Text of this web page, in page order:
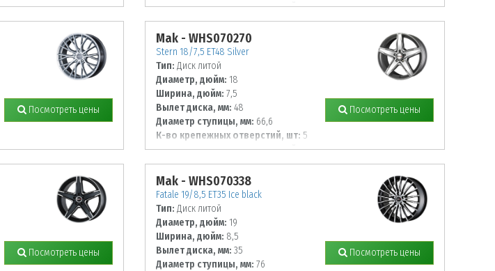
Диаметр располож. отверстий, мм:
120
Посмотреть цены
Mak - WHS070270
Stern 18/7,5 ET48 Silver
Тип: Диск литой
Диаметр, дюйм: 18
Ширина, дюйм: 7,5
Вылет диска, мм: 48
Диаметр ступицы, мм: 66,6
К-во крепежных отверстий, шт: 5
Диаметр располож. отверстий, мм:
112
Посмотреть цены
Посмотреть цены
Mak - WHS070338
Fatale 19/8,5 ET35 Ice black
Тип: Диск литой
Диаметр, дюйм: 19
Ширина, дюйм: 8,5
Вылет диска, мм: 35
Диаметр ступицы, мм: 76
Посмотреть цены